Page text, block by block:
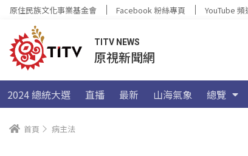
原住民族文化事業基金會 Facebook 粉絲專頁 YouTube 頻
TITV NEWS
原視新聞網
2024 總統大選 直播 最新 山海氣象 總覽
首頁 病主法